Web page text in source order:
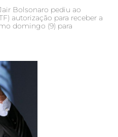
Bolsonaro pediu ao
autorização para receber a
domingo (9) para